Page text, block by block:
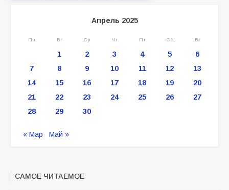
Апрель 2025
Пн Вт Ср Чт Пт Сб Вс
1 2 3 4 5
6
7
8 9 10 11 12
13
14
15 16 17 18 19
20
21
22 23 24 25 26
27
28
29 30
« Мар Май »
САМОЕ ЧИТАЕМОЕ